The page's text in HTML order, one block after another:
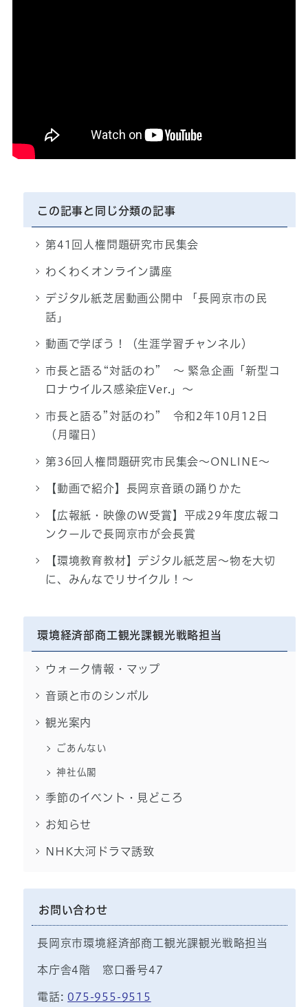
再生時間：約4分
この記事と同じ分類の記事
第41回人権問題研究市民集会
わくわくオンライン講座
デジタル紙芝居動画公開中 「長岡京市の民
話」
動画で学ぼう！（生涯学習チャンネル）
市長と語る“対話のわ” ～ 緊急企画「新型コ
ロナウイルス感染症Ver.」～
市長と語る”対話のわ” 令和2年10月12日
（月曜日）
第36回人権問題研究市民集会～ONLINE～
【動画で紹介】長岡京音頭の踊りかた
【広報紙・映像のW受賞】平成29年度広報コ
ンクールで長岡京市が会長賞
【環境教育教材】デジタル紙芝居～物を大切
に、みんなでリサイクル！～
環境経済部商工観光課観光戦略担当
ウォーク情報・マップ
音頭と市のシンボル
観光案内
ごあんない
神社仏閣
季節のイベント・見どころ
お知らせ
NHK大河ドラマ誘致
お問い合わせ
長岡京市環境経済部商工観光課観光戦略担当
本庁舎4階 窓口番号47
電話: 075-955-9515